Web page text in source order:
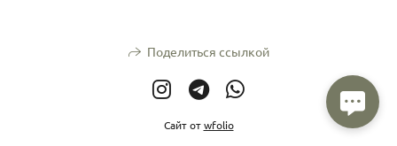
Поделиться ссылкой
Сайт отwfolio